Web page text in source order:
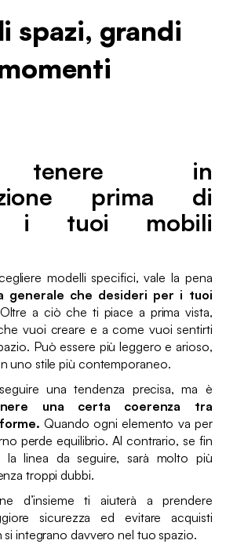
spazi, grandi
tenere in
prima di
i tuoi mobili
modelli specifici, vale la pena
generale che desideri per i tuoi
Oltre a ciò che ti piace a prima vista,
vuoi creare e a come vuoi sentirti
Può essere più leggero e arioso,
uno stile più contemporaneo.
una tendenza precisa, ma è
una certa coerenza tra
Quando ogni elemento va per
perde equilibrio. Al contrario, se fin
la linea da seguire, sarà molto più
troppi dubbi.
d’insieme ti aiuterà a prendere
sicurezza ed evitare acquisti
integrano davvero nel tuo spazio.